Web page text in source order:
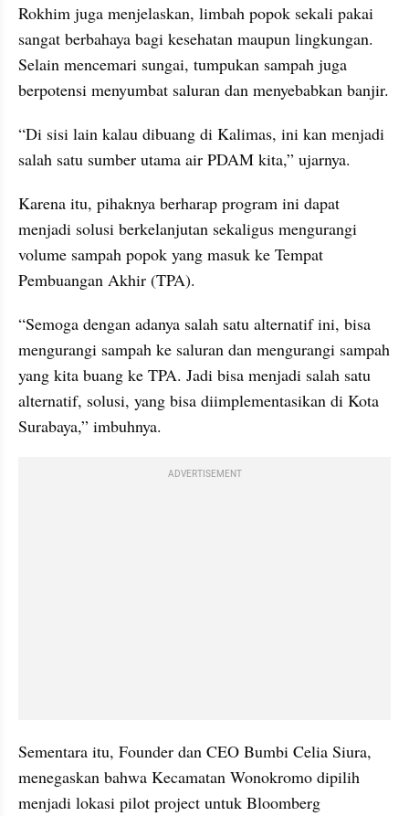
Rokhim juga menjelaskan, limbah popok sekali pakai
sangat berbahaya bagi kesehatan maupun lingkungan.
Selain mencemari sungai, tumpukan sampah juga
berpotensi menyumbat saluran dan menyebabkan banjir.
“Di sisi lain kalau dibuang di Kalimas, ini kan menjadi
salah satu sumber utama air PDAM kita,” ujarnya.
Karena itu, pihaknya berharap program ini dapat
menjadi solusi berkelanjutan sekaligus mengurangi
volume sampah popok yang masuk ke Tempat
Pembuangan Akhir (TPA).
“Semoga dengan adanya salah satu alternatif ini, bisa
mengurangi sampah ke saluran dan mengurangi sampah
yang kita buang ke TPA. Jadi bisa menjadi salah satu
alternatif, solusi, yang bisa diimplementasikan di Kota
Surabaya,” imbuhnya.
ADVERTISEMENT
Sementara itu, Founder dan CEO Bumbi Celia Siura,
menegaskan bahwa Kecamatan Wonokromo dipilih
menjadi lokasi pilot project untuk Bloomberg